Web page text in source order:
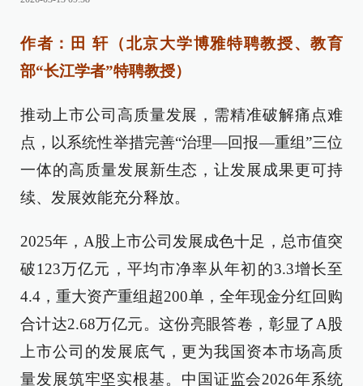
作者：田 轩（北京大学博雅特聘教授、教育
部“长江学者”特聘教授）
推动上市公司高质量发展，需精准破解痛点难
点，以系统性举措完善“治理—回报—重组”三位
一体的高质量发展新生态，让发展成果更可持
续、发展效能充分释放。
2025年，A股上市公司发展成色十足，总市值突
破123万亿元，平均市净率从年初的3.3增长至
4.4，重大资产重组超200单，全年现金分红回购
合计达2.68万亿元。这份亮眼答卷，彰显了A股
上市公司的发展底气，更为我国资本市场高质
量发展筑牢坚实根基。中国证监会2026年系统